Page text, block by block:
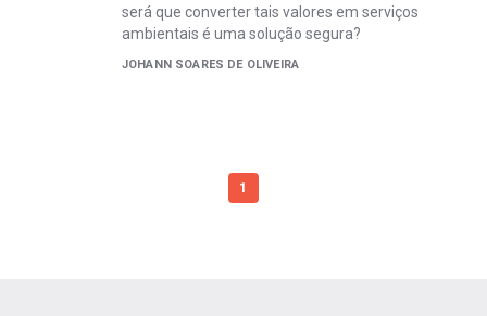
será que converter tais valores em serviços
ambientais é uma solução segura?
JOHANN SOARES DE OLIVEIRA
1